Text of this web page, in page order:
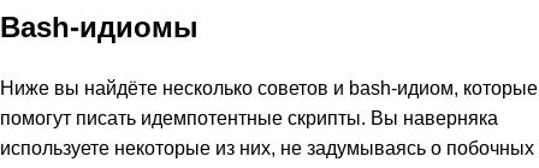
Bash-идиомы
Ниже вы найдёте несколько советов и bash-идиом, которые
помогут писать идемпотентные скрипты. Вы наверняка
используете некоторые из них, не задумываясь о побочных